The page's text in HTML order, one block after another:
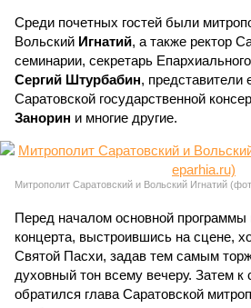
Среди почетных гостей были
Вольский Игнатий, а также ректор
семинарии, секретарь
Сергий Штурбабин, представители
Саратовской государственной
Занорин и многие другие.
Митрополит Саратовский и Вольский Игнатий
Перед началом основной программы
концерта, выстроившись на сцене,
Святой Пасхи, задав тем самым
духовный тон всему вечеру. Затем
обратился глава Саратовской